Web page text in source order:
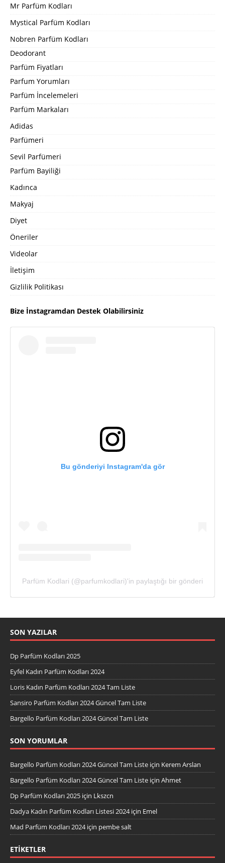
Mr Parfüm Kodları
Mystical Parfüm Kodları
Nobren Parfüm Kodları
Deodorant
Parfüm Fiyatları
Parfum Yorumları
Parfüm İncelemeleri
Parfüm Markaları
Adidas
Parfümeri
Sevil Parfümeri
Parfüm Bayiliği
Kadınca
Makyaj
Diyet
Öneriler
Videolar
İletişim
Gizlilik Politikası
Bize İnstagramdan Destek Olabilirsiniz
Bu gönderiyi Instagram'da gör
Parfüm Kodlari (@parfumkodlari)'in paylaştığı bir gönderi
SON YAZILAR
Dp Parfüm Kodları 2025
Eyfel Kadın Parfüm Kodları 2024
Loris Kadın Parfüm Kodları 2024 Tam Liste
Sansiro Parfüm Kodları 2024 Güncel Tam Liste
Bargello Parfüm Kodları 2024 Güncel Tam Liste
SON YORUMLAR
Bargello Parfüm Kodları 2024 Güncel Tam Liste için Kerem Arslan
Bargello Parfüm Kodları 2024 Güncel Tam Liste için Ahmet
Dp Parfüm Kodları 2025 için Lkszcn
Dadya Kadın Parfüm Kodları Listesi 2024için Emel
Mad Parfüm Kodları 2024için pembe salt
ETIKETLER